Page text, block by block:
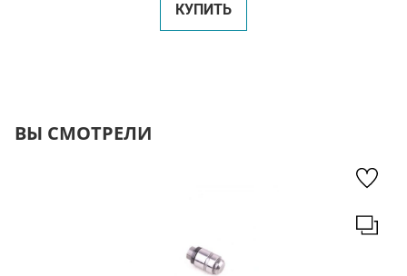
КУПИТЬ
ВЫ СМОТРЕЛИ